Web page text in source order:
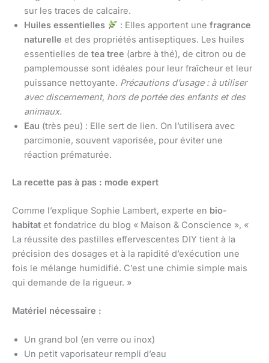
sur les traces de calcaire.
Huiles essentielles
: Elles apportent une fragrance
naturelle et des propriétés antiseptiques. Les huiles
essentielles de tea tree (arbre à thé), de citron ou de
pamplemousse sont idéales pour leur fraîcheur et leur
puissance nettoyante. Précautions d’usage : à utiliser
avec discernement, hors de portée des enfants et des
animaux.
Eau (très peu) : Elle sert de lien. On l’utilisera avec
parcimonie, souvent vaporisée, pour éviter une
réaction prématurée.
La recette pas à pas : mode expert
Comme l’explique Sophie Lambert, experte en bio-
habitat et fondatrice du blog « Maison & Conscience », «
La réussite des pastilles effervescentes DIY tient à la
précision des dosages et à la rapidité d’exécution une
fois le mélange humidifié. C’est une chimie simple mais
qui demande de la rigueur. »
Matériel nécessaire :
Un grand bol (en verre ou inox)
Un petit vaporisateur rempli d’eau